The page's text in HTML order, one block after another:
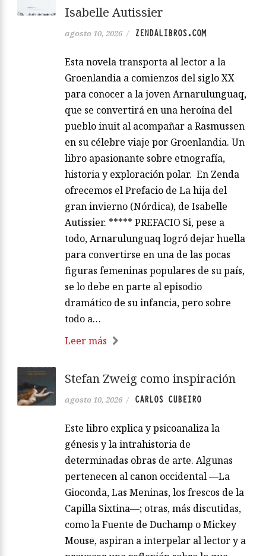
Isabelle Autissier
agosto 10, 2026 / ZENDALIBROS.COM
Esta novela transporta al lector a la
Groenlandia a comienzos del siglo XX
para conocer a la joven Arnarulunguaq,
que se convertirá en una heroína del
pueblo inuit al acompañar a Rasmussen
en su célebre viaje por Groenlandia. Un
libro apasionante sobre etnografía,
historia y exploración polar. En Zenda
ofrecemos el Prefacio de La hija del
gran invierno (Nórdica), de Isabelle
Autissier. ***** PREFACIO Si, pese a
todo, Arnarulunguaq logró dejar huella
para convertirse en una de las pocas
figuras femeninas populares de su país,
se lo debe en parte al episodio
dramático de su infancia, pero sobre
todo a…
Leer más
Stefan Zweig como inspiración
agosto 10, 2026 / CARLOS CUBEIRO
Este libro explica y psicoanaliza la
génesis y la intrahistoria de
determinadas obras de arte. Algunas
pertenecen al canon occidental —La
Gioconda, Las Meninas, los frescos de la
Capilla Sixtina—; otras, más discutidas,
como la Fuente de Duchamp o Mickey
Mouse, aspiran a interpelar al lector y a